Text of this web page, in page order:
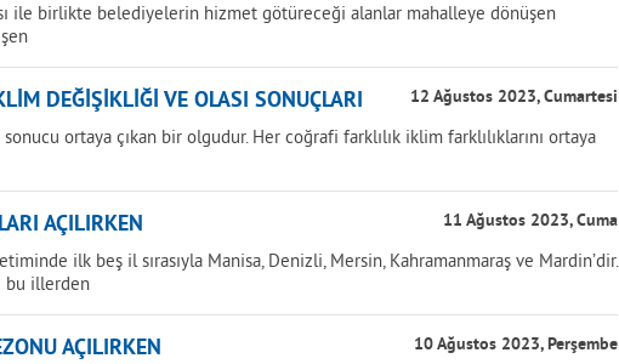
ile birlikte belediyelerin hizmet götüreceği alanlar mahalleye dönüşen
DEĞİŞİKLİĞİ VE OLASI SONUÇLARI 12 Ağustos 2023, Cumartesi
ortaya çıkan bir olgudur. Her coğrafi farklılık iklim farklılıklarını ortaya
AÇILIRKEN 11 Ağustos 2023, Cuma
ilk beş il sırasıyla Manisa, Denizli, Mersin, Kahramanmaraş ve Mardin’dir.
bu illerden
AÇILIRKEN 10 Ağustos 2023, Perşembe